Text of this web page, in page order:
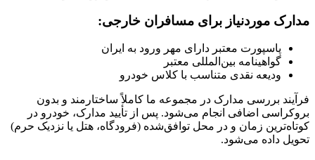
مدارک موردنیاز برای مسافران خارجی:
پاسپورت معتبر دارای مهر ورود به ایران
گواهینامه بین‌المللی معتبر
ودیعه نقدی متناسب با کلاس خودرو
فرآیند بررسی مدارک در مجموعه ما کاملاً ساختارمند و بدون
بروکراسی اضافی انجام می‌شود. پس از تأیید مدارک، خودرو در
کوتاه‌ترین زمان و در محل توافق‌شده (فرودگاه، هتل یا نزدیک حرم)
تحویل داده می‌شود.